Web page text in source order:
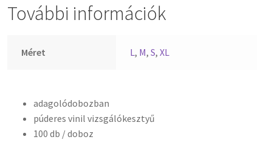
További információk
Méret L, M, S, XL
adagolódobozban
púderes vinil vizsgálókesztyű
100 db / doboz